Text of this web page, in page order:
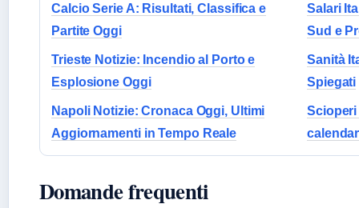
Calcio Serie A: Risultati, Classifica e
Partite Oggi
Salari
Sud e
Trieste Notizie: Incendio al Porto e
Esplosione Oggi
Sanità
Spiegati
Napoli Notizie: Cronaca Oggi, Ultimi
Aggiornamenti in Tempo Reale
Scioperi
Domande frequenti